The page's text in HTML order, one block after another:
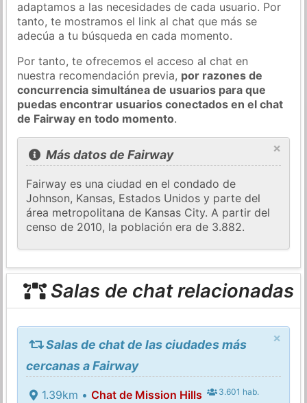
adaptamos a las necesidades de cada usuario. Por
tanto, te mostramos el link al chat que más se
adecúa a tu búsqueda en cada momento.
Por tanto, te ofrecemos el acceso al chat en
nuestra recomendación previa, por razones de
concurrencia simultánea de usuarios para que
puedas encontrar usuarios conectados en el chat
de Fairway en todo momento.
×
Más datos de Fairway
Fairway es una ciudad en el condado de
Johnson, Kansas, Estados Unidos y parte del
área metropolitana de Kansas City. A partir del
censo de 2010, la población era de 3.882.
Salas de chat relacionadas
×
Salas de chat de las ciudades más
cercanas a Fairway
1.39km • Chat de Mission Hills 3.601 hab.